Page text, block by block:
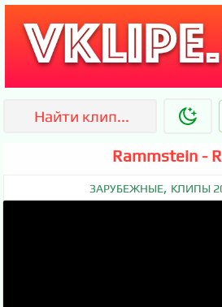
Rammstein -
ЗАРУБЕЖНЫЕ, КЛИПЫ